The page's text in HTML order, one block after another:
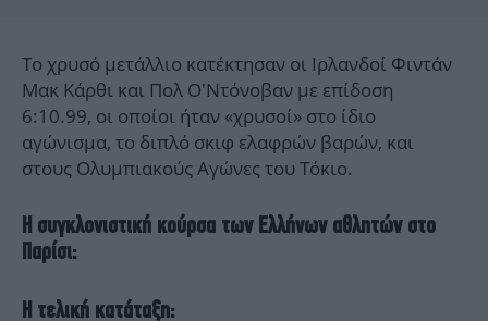
Το χρυσό μετάλλιο κατέκτησαν οι Ιρλανδοί Φιντάν
Μακ Κάρθι και Πολ Ο'Ντόνοβαν με επίδοση
6:10.99, οι οποίοι ήταν «χρυσοί» στο ίδιο
αγώνισμα, το διπλό σκιφ ελαφρών βαρών, και
στους Ολυμπιακούς Αγώνες του Τόκιο.
Η συγκλονιστική κούρσα των Ελλήνων αθλητών στο
Παρίσι:
Η τελική κατάταξη: